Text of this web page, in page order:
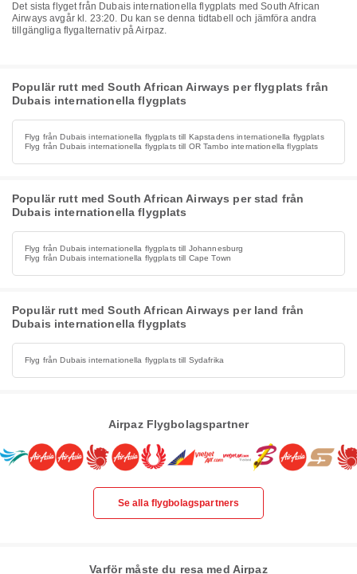
Det sista flyget från Dubais internationella flygplats med South African
Airways avgår kl. 23:20. Du kan se denna tidtabell och jämföra andra
tillgängliga flygalternativ på Airpaz.
Populär rutt med South African Airways per flygplats från
Dubais internationella flygplats
Flyg från Dubais internationella flygplats till Kapstadens internationella flygplats
Flyg från Dubais internationella flygplats till OR Tambo internationella flygplats
Populär rutt med South African Airways per stad från
Dubais internationella flygplats
Flyg från Dubais internationella flygplats till Johannesburg
Flyg från Dubais internationella flygplats till Cape Town
Populär rutt med South African Airways per land från
Dubais internationella flygplats
Flyg från Dubais internationella flygplats till Sydafrika
Airpaz Flygbolagspartner
Se alla flygbolagspartners
Varför måste du resa med Airpaz